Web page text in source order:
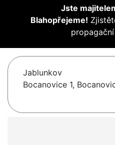
Jste
Blahopřejeme!
Jablunkov
Bocanovice 1,